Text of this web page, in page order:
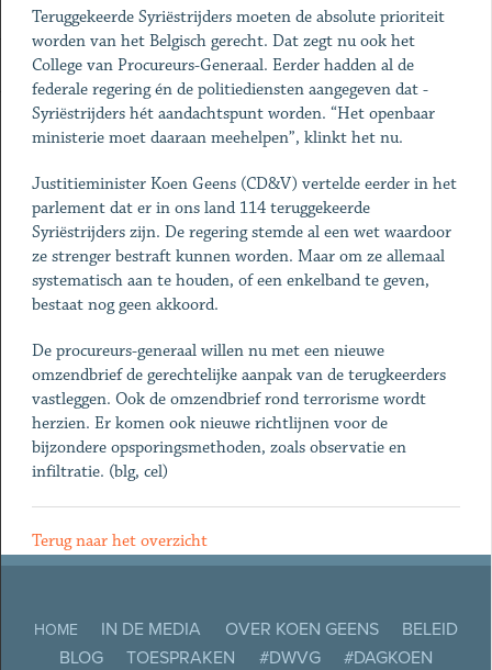
Teruggekeerde Syriëstrijders moeten de absolute prioriteit
worden van het Belgisch gerecht. Dat zegt nu ook het
College van Procureurs-Generaal. Eerder hadden al de
federale regering én de politiediensten aangegeven dat ­
Syriëstrijders hét aandachtspunt worden. “Het openbaar
ministerie moet daaraan meehelpen”, klinkt het nu.
Justitieminister Koen Geens (CD&V) vertelde eerder in het
parlement dat er in ons land 114 teruggekeerde
Syriëstrijders zijn. De regering stemde al een wet waardoor
ze strenger bestraft kunnen worden. Maar om ze allemaal
systematisch aan te houden, of een enkelband te geven,
bestaat nog geen akkoord.
De procureurs-generaal willen nu met een nieuwe
omzendbrief de gerechtelijke aanpak van de terugkeerders
vastleggen. Ook de omzendbrief rond terrorisme wordt
herzien. Er komen ook nieuwe richtlijnen voor de
bijzondere opsporingsmethoden, zoals observatie en
infiltratie. (blg, cel)
Terug naar het overzicht
HOME IN DE MEDIA OVER KOEN GEENS
BELEID
BLOG
TOESPRAKEN #DWVG
#DAGKOEN